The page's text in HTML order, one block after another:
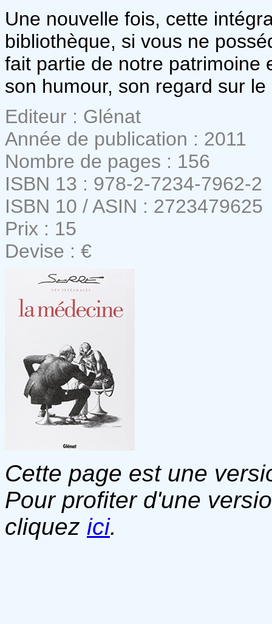
Une nouvelle fois, cette
bibliothèque, si vous ne
fait partie de notre patrimoine
son humour, son regard sur
Editeur : Glénat
Année de publication : 2011
Nombre de pages : 156
ISBN 13 : 978-2-7234-7962-2
ISBN 10 / ASIN : 2723479625
Prix : 15
Devise : €
Cette page est une
Pour profiter d'une
cliquez ici.